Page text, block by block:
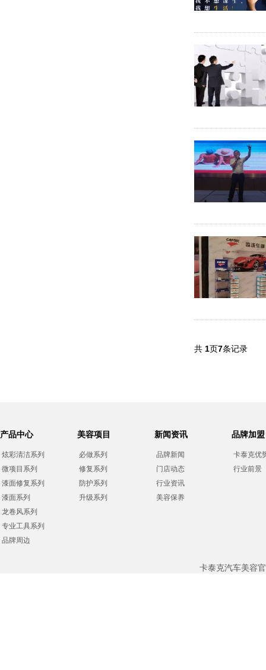
共 1页7条记录
产品中心
炫彩清洁系列
微项目系列
漆面修复系列
漆面系列
龙卷风系列
专业工具系列
品牌周边
美容项目
必做系列
修复系列
防护系列
升级系列
新闻资讯
品牌新闻
门店动态
行业资讯
美容保养
品牌加盟
卡泰克优
行业前景
卡泰克汽车美容